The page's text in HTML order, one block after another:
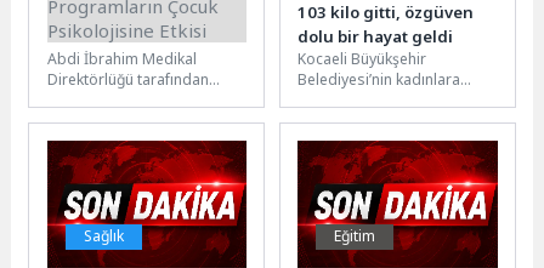
Abdi İbrahim ‘Bilimsel
Gündem’ bülteninde bu
ay: Küçük Gözler, Büyük
Etkiler: Şiddet İçerikli
Programların Çocuk
Abdi İbrahim Medikal
Direktörlüğü tarafından
Gündem” bültenlerinin yeni
sayısında, erken çocukluk
döneminde şiddet...
103 kilo gitti, özgüven
dolu bir hayat geldi
Kocaeli Büyükşehir
Belediyesi’nin kadınlara
Anne Şehir Merkezleri,
kadınların hayatına
dokunmaya devam ediyor....
Sağlık Eğitim